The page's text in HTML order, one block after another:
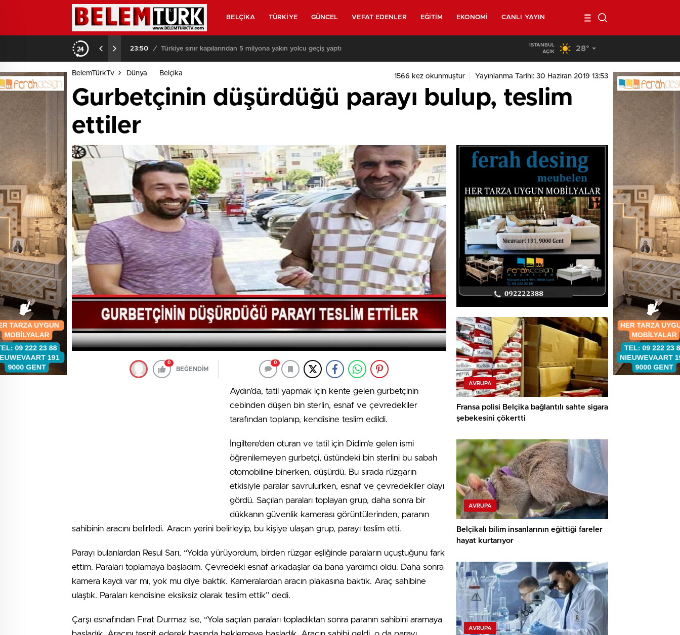
BELÇIKA TÜRKIYE GÜNCEL VEFAT EDENLER EĞITIM EKONOMI CANLI YAYIN
23:50 / Türkiye sınır kapılarından 5 milyona yakın yolcu geçiş yaptı Brüksel sokaklarında yeniden askerler mi devriye
İSTANBUL
AÇIK
28°
BelemTürkTv Dünya Belçika 1566 kez okunmuştur Yayınlanma Tarihi: 30 Haziran 2019 13:53
Gurbetçinin düşürdüğü parayı bulup, teslim
ettiler
0
BEĞENDİM
0
Aydın’da, tatil yapmak için kente gelen gurbetçinin
cebinden düşen bin sterlin, esnaf ve çevredekiler
tarafından toplanıp, kendisine teslim edildi.
İngiltere’den oturan ve tatil için Didim’e gelen ismi
öğrenilemeyen gurbetçi, üstündeki bin sterlini bu sabah
otomobiline binerken, düşürdü. Bu sırada rüzgarın
etkisiyle paralar savrulurken, esnaf ve çevredekiler olayı
gördü. Saçılan paraları toplayan grup, daha sonra bir
dükkanın güvenlik kamerası görüntülerinden, paranın
sahibinin aracını belirledi. Aracın yerini belirleyip, bu kişiye ulaşan grup, parayı teslim etti.
Parayı bulanlardan Resul Sarı, “Yolda yürüyordum, birden rüzgar eşliğinde paraların uçuştuğunu fark
ettim. Paraları toplamaya başladım. Çevredeki esnaf arkadaşlar da bana yardımcı oldu. Daha sonra
kamera kaydı var mı, yok mu diye baktık. Kameralardan aracın plakasına baktık. Araç sahibine
ulaştık. Paraları kendisine eksiksiz olarak teslim ettik” dedi.
Çarşı esnafından Fırat Durmaz ise, “Yola saçılan paraları topladıktan sonra paranın sahibini aramaya
AVRUPA
Fransa polisi Belçika bağlantılı sahte sigara
şebekesini çökertti
AVRUPA
Belçikalı bilim insanlarının eğittiği fareler
hayat kurtarıyor
AVRUPA